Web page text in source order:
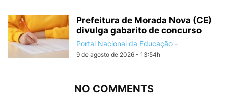
Prefeitura de Morada Nova (CE)
divulga gabarito de concurso
Portal Nacional da Educação -
9 de agosto de 2026 - 13:54h
NO COMMENTS